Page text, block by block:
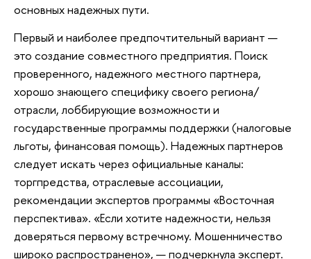
основных надежных пути.
Первый и наиболее предпочтительный вариант —
это создание совместного предприятия. Поиск
проверенного, надежного местного партнера,
хорошо знающего специфику своего региона/
отрасли, лоббирующие возможности и
государственные программы поддержки (налоговые
льготы, финансовая помощь). Надежных партнеров
следует искать через официальные каналы:
торгпредства, отраслевые ассоциации,
рекомендации экспертов программы «Восточная
перспектива». «Если хотите надежности, нельзя
доверяться первому встречному. Мошенничество
широко распространено», — подчеркнула эксперт.